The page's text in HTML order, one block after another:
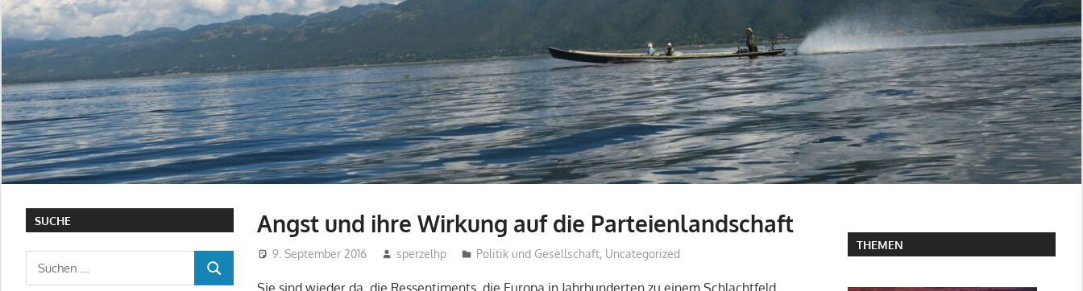
Angst und ihre Wirkung auf die Parteienlandschaft
9. September 2016 sperzelhp Politik und Gesellschaft, Uncategorized
Sie sind wieder da, die Ressentiments, die Europa in Jahrhunderten zu einem Schlachtfeld
SUCHE
Suchen
nach:
SUCHEN
THEMEN